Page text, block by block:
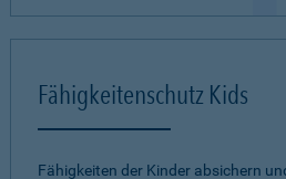
Fähigkeitenschutz Kids
Fähigkeiten der Kinder absichern